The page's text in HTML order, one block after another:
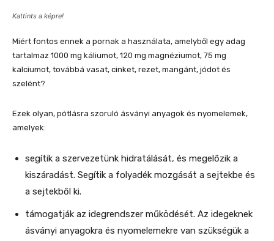
Kattints a képre!
Miért fontos ennek a pornak a használata, amelyből egy adag
tartalmaz 1000 mg káliumot, 120 mg magnéziumot, 75 mg
kalciumot, továbbá vasat, cinket, rezet, mangánt, jódot és
szelént?
Ezek olyan, pótlásra szoruló ásványi anyagok és nyomelemek,
amelyek:
segítik a szervezetünk hidratálását, és megelőzik a
kiszáradást. Segítik a folyadék mozgását a sejtekbe és
a sejtekből ki.
támogatják az idegrendszer működését. Az idegeknek
ásványi anyagokra és nyomelemekre van szükségük a